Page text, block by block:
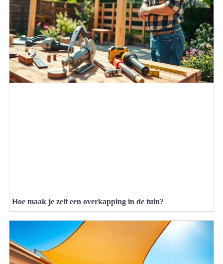
Hoe maak je zelf een overkapping in de tuin?